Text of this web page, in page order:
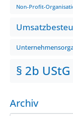
Non-Profit-
§ 2b UStG
Archiv